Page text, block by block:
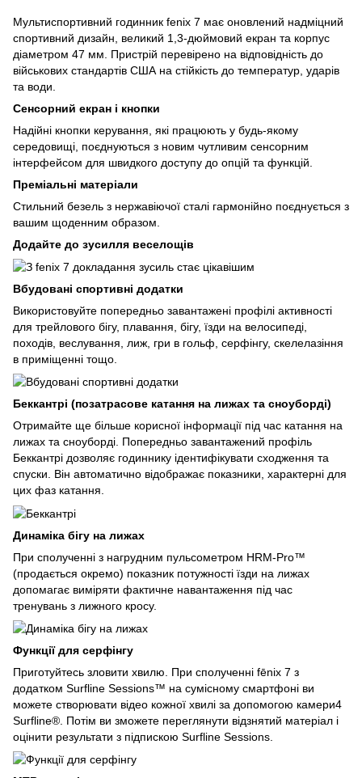
Мультиспортивний годинник fenix 7 має оновлений надміцний
спортивний дизайн, великий 1,3-дюймовий екран та корпус
діаметром 47 мм. Пристрій перевірено на відповідність до
військових стандартів США на стійкість до температур, ударів
та води.
Сенсорний екран і кнопки
Надійні кнопки керування, які працюють у будь-якому
середовищі, поєднуються з новим чутливим сенсорним
інтерфейсом для швидкого доступу до опцій та функцій.
Преміальні матеріали
Стильний безель з нержавіючої сталі гармонійно поєднується з
вашим щоденним образом.
Додайте до зусилля веселощів
Вбудовані спортивні додатки
Використовуйте попередньо завантажені профілі активності
для трейлового бігу, плавання, бігу, їзди на велосипеді,
походів, веслування, лиж, гри в гольф, серфінгу, скелелазіння
в приміщенні тощо.
Беккантрі (позатрасове катання на лижах та сноуборді)
Отримайте ще більше корисної інформації під час катання на
лижах та сноуборді. Попередньо завантажений профіль
Беккантрі дозволяє годиннику ідентифікувати сходження та
спуски. Він автоматично відображає показники, характерні для
цих фаз катання.
Динаміка бігу на лижах
При сполученні з нагрудним пульсометром HRM-Pro™
(продається окремо) показник потужності їзди на лижах
допомагає виміряти фактичне навантаження під час
тренувань з лижного кросу.
Функції для серфінгу
Приготуйтесь зловити хвилю. При сполученні fēnix 7 з
додатком Surfline Sessions™ на сумісному смартфоні ви
можете створювати відео кожної хвилі за допомогою камери4
Surfline®. Потім ви зможете переглянути відзнятий матеріал і
оцінити результати з підпискою Surfline Sessions.